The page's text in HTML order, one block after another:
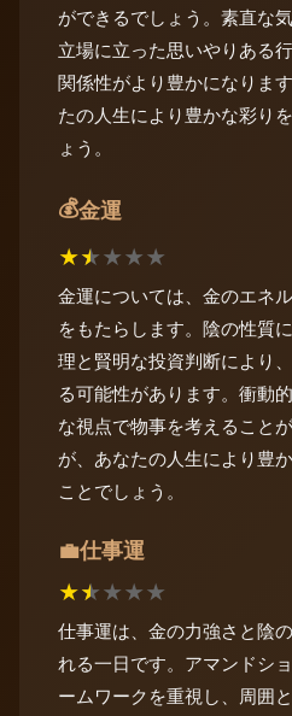
ができるでしょう。素直な
立場に立った思いやりある
関係性がより豊かになりま
たの人生により豊かな彩り
ょう。
💰金運
★★★★★
金運については、金のエネ
をもたらします。陰の性質
理と賢明な投資判断により
る可能性があります。衝動
な視点で物事を考えること
が、あなたの人生により豊
ことでしょう。
💼仕事運
★★★★★
仕事運は、金の力強さと陰
れる一日です。アマンドシ
ームワークを重視し、周囲